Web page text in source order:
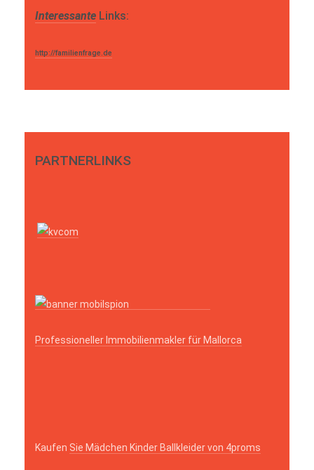
Interessante Links:
http://familienfrage.de
PARTNERLINKS
Professioneller Immobilienmakler für Mallorca
Kaufen Sie Mädchen Kinder Ballkleider von 4proms